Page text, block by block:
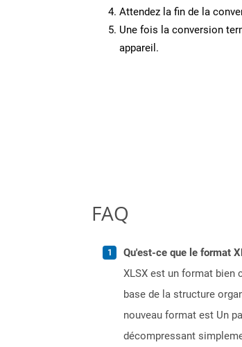
Attendez la fin de la
Une fois la conversion
appareil.
FAQ
Qu'est-ce que le format
XLSX est un format
base de la structure
nouveau format est Un
décompressant